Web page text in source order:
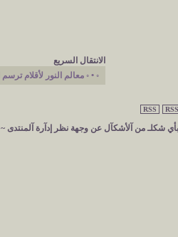
الانتقال السريع
RSS
شكلـ من آلأشكآل عن وجهة نظر إدآرة آلمنتدى ~